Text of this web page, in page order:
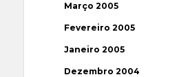
Março 2005
Fevereiro 2005
Janeiro 2005
Dezembro 2004